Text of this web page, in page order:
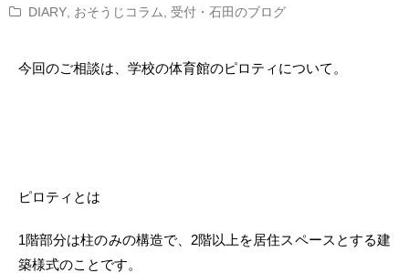
DIARY おそうじコラム 受付・石田のブログ
今回のご相談は、学校の体育館のピロティについて。
ピロティとは
1階部分は柱のみの構造で、2階以上を居住スペースとする建
築様式のことです。